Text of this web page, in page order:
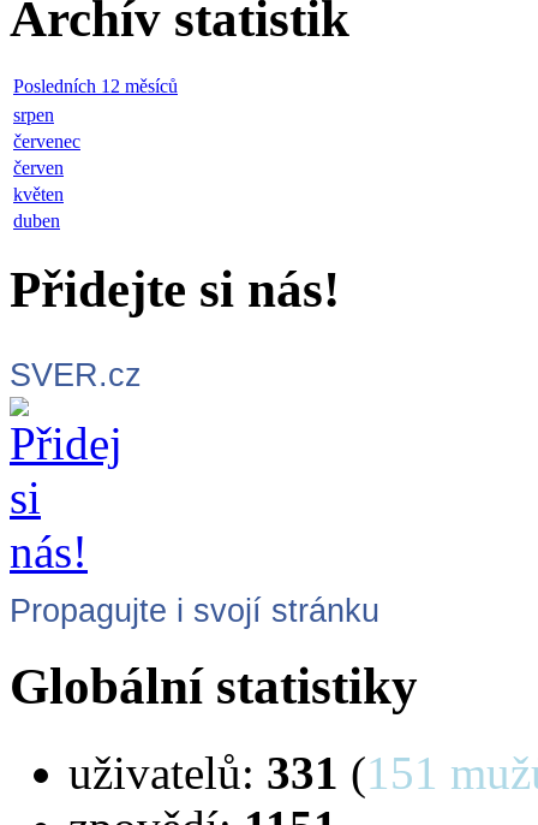
Archív statistik
Posledních 12 měsíců
srpen
červenec
červen
květen
duben
Přidejte si nás!
SVER.cz
Propagujte i svojí stránku
Globální statistiky
uživatelů: 331 (151